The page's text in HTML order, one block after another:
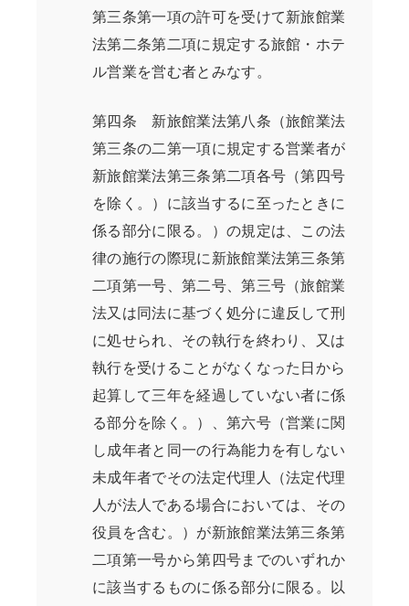
第三条第一項の許可を受けて新旅館業
法第二条第二項に規定する旅館・ホテ
ル営業を営む者とみなす。
第四条 新旅館業法第八条（旅館業法
第三条の二第一項に規定する営業者が
新旅館業法第三条第二項各号（第四号
を除く。）に該当するに至ったときに
係る部分に限る。）の規定は、この法
律の施行の際現に新旅館業法第三条第
二項第一号、第二号、第三号（旅館業
法又は同法に基づく処分に違反して刑
に処せられ、その執行を終わり、又は
執行を受けることがなくなった日から
起算して三年を経過していない者に係
る部分を除く。）、第六号（営業に関
し成年者と同一の行為能力を有しない
未成年者でその法定代理人（法定代理
人が法人である場合においては、その
役員を含む。）が新旅館業法第三条第
二項第一号から第四号までのいずれか
に該当するものに係る部分に限る。以